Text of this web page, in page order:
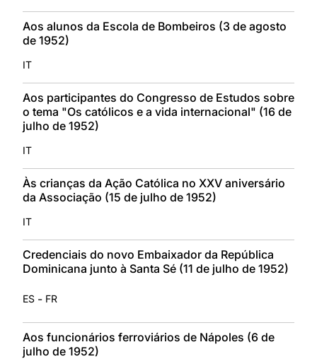
Aos alunos da Escola de Bombeiros (3 de agosto
de 1952)
IT
Aos participantes do Congresso de Estudos sobre
o tema "Os católicos e a vida internacional" (16 de
julho de 1952)
IT
Às crianças da Ação Católica no XXV aniversário
da Associação (15 de julho de 1952)
IT
Credenciais do novo Embaixador da República
Dominicana junto à Santa Sé (11 de julho de 1952)
ES - FR
Aos funcionários ferroviários de Nápoles (6 de
julho de 1952)